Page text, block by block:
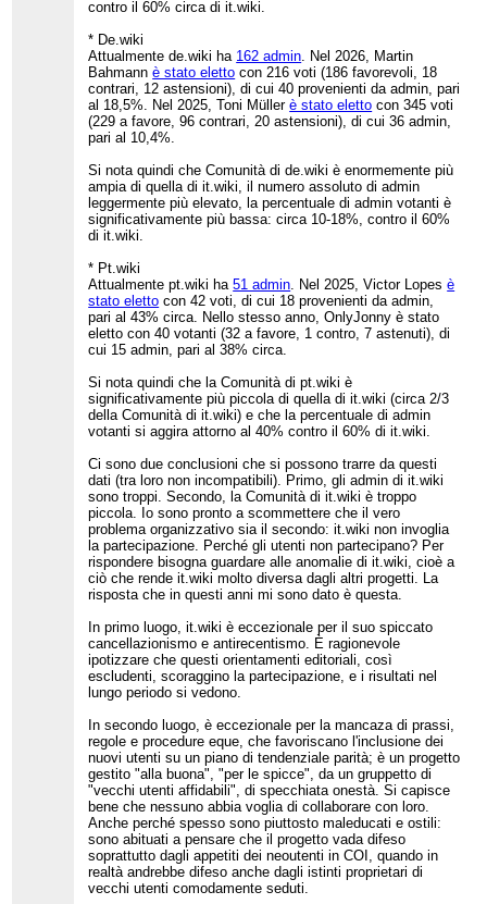
contro il 60% circa di it.wiki.
* De.wiki
Attualmente de.wiki ha 162 admin . Nel 2026, Martin
Bahmannè stato eletto con 216 voti (186 favorevoli, 18
contrari, 12 astensioni), di cui 40 provenienti da admin, pari
al 18,5%. Nel 2025, Toni Müllerè stato eletto con 345 voti
(229 a favore, 96 contrari, 20 astensioni), di cui 36 admin,
pari al 10,4%.
Si nota quindi che Comunità di de.wiki è enormemente più
ampia di quella di it.wiki, il numero assoluto di admin
leggermente più elevato, la percentuale di admin votanti è
significativamente più bassa: circa 10-18%, contro il 60%
di it.wiki.
* Pt.wiki
Attualmente pt.wiki ha51 admin . Nel 2025, Victor Lopesè
stato eletto con 42 voti, di cui 18 provenienti da admin,
pari al 43% circa. Nello stesso anno, OnlyJonny è stato
eletto con 40 votanti (32 a favore, 1 contro, 7 astenuti), di
cui 15 admin, pari al 38% circa.
Si nota quindi che la Comunità di pt.wiki è
significativamente più piccola di quella di it.wiki (circa 2/3
della Comunità di it.wiki) e che la percentuale di admin
votanti si aggira attorno al 40% contro il 60% di it.wiki.
Ci sono due conclusioni che si possono trarre da questi
dati (tra loro non incompatibili). Primo, gli admin di it.wiki
sono troppi. Secondo, la Comunità di it.wiki è troppo
piccola. Io sono pronto a scommettere che il vero
problema organizzativo sia il secondo: it.wiki non invoglia
la partecipazione. Perché gli utenti non partecipano? Per
rispondere bisogna guardare alle anomalie di it.wiki, cioè a
ciò che rende it.wiki molto diversa dagli altri progetti. La
risposta che in questi anni mi sono dato è questa.
In primo luogo, it.wiki è eccezionale per il suo spiccato
cancellazionismo e antirecentismo. È ragionevole
ipotizzare che questi orientamenti editoriali, così
escludenti, scoraggino la partecipazione, e i risultati nel
lungo periodo si vedono.
In secondo luogo, è eccezionale per la mancaza di prassi,
regole e procedure eque, che favoriscano l'inclusione dei
nuovi utenti su un piano di tendenziale parità; è un progetto
gestito "alla buona", "per le spicce", da un gruppetto di
"vecchi utenti affidabili", di specchiata onestà. Si capisce
bene che nessuno abbia voglia di collaborare con loro.
Anche perché spesso sono piuttosto maleducati e ostili:
sono abituati a pensare che il progetto vada difeso
soprattutto dagli appetiti dei neoutenti in COI, quando in
realtà andrebbe difeso anche dagli istinti proprietari di
vecchi utenti comodamente seduti.